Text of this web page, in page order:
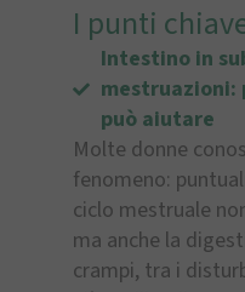
I punti
Intestino in
mestruazioni:
può aiutare
Molte donne
fenomeno:
ciclo mestruale
ma anche la
crampi, tra i